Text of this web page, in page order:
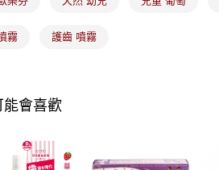
霧 護齒 噴霧
能會喜歡